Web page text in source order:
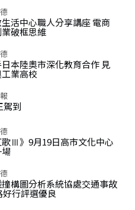
活中心職人分享講座 電商
破框思維
本陸奧市深化教育合作 見
業高校
駕到
Ⅲ》9月19日高市文化中心
構圖分析系統協處交通事故
好行評選優良